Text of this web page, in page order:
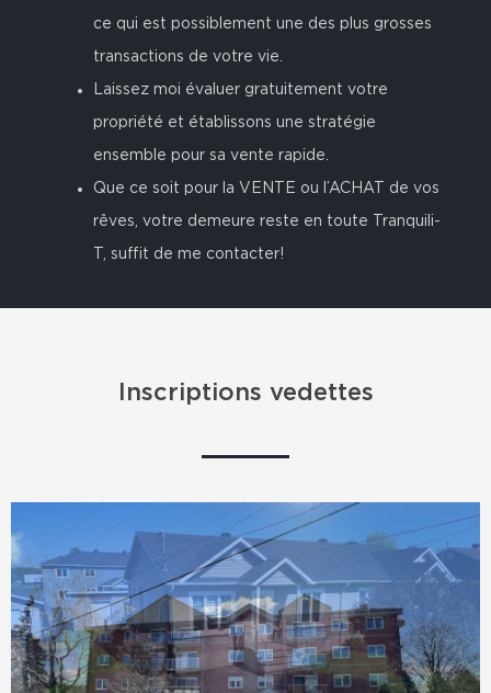
ce qui est possiblement une des plus grosses
transactions de votre vie.
Laissez moi évaluer gratuitement votre
propriété et établissons une stratégie
ensemble pour sa vente rapide.
Que ce soit pour la VENTE ou l’ACHAT de vos
rêves, votre demeure reste en toute Tranquili-
T, suffit de me contacter!
Inscriptions vedettes